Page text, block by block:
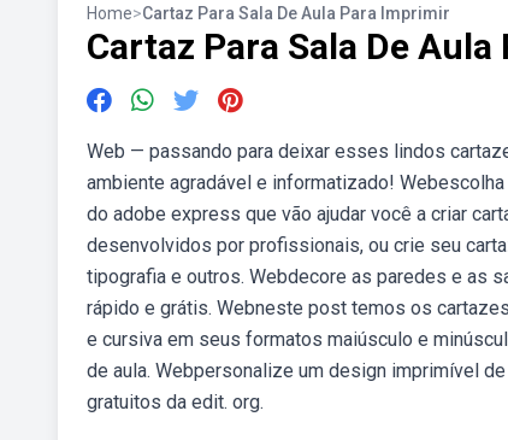
Home>Cartaz Para Sala De Aula Para Imprimir
Cartaz Para Sala De
Web — passando para deixar esses lindos
ambiente agradável e informatizado!
do adobe express que vão ajudar você a criar
desenvolvidos por profissionais, ou crie seu
tipografia e outros. Webdecore as paredes e as
rápido e grátis. Webneste post temos os
e cursiva em seus formatos maiúsculo e
de aula. Webpersonalize um design imprimível
gratuitos da edit. org.